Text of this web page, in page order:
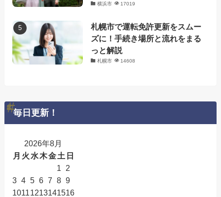
横浜市 17019
札幌市で運転免許更新をスムー
ズに！手続き場所と流れをまる
っと解説
札幌市 14608
毎日更新！
2026年8月
月 火 水木金土 日
1
2
3 4 5 6 7 8 9
10111213141516